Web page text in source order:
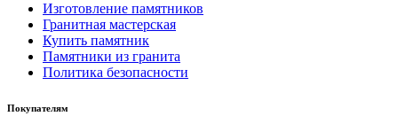
Изготовление памятников
Гранитная мастерская
Купить памятник
Памятники из гранита
Политика безопасности
Покупателям